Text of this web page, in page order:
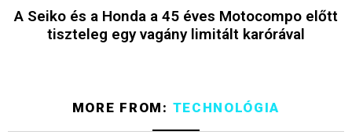
A Seiko és a Honda a 45 éves Motocompo előtt
tiszteleg egy vagány limitált karórával
MORE FROM: TECHNOLÓGIA